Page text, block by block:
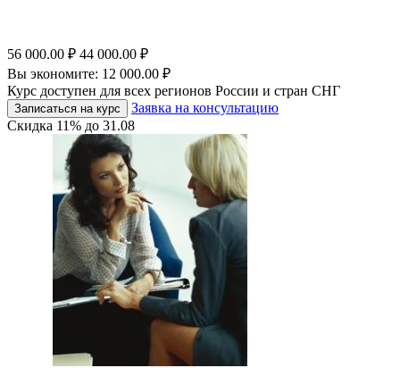
56 000.00 ₽ 44 000.00 ₽
Вы экономите: 12 000.00 ₽
Курс доступен для всех регионов России и стран СНГ
Записаться на курс
Заявка на консультацию
Скидка 11% до 31.08